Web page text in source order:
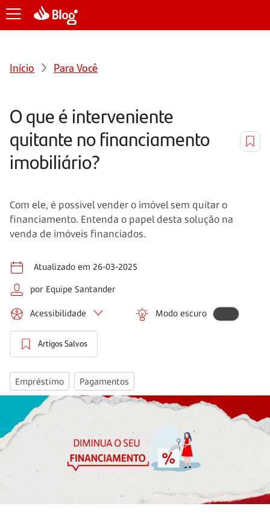
Início Para Você
O que é interveniente
quitante no financiamento
imobiliário?
Com ele, é possível vender o imóvel sem quitar o
financiamento. Entenda o papel desta solução na
venda de imóveis financiados.
Atualizado em 26-03-2025
por Equipe Santander
Acessibilidade Modo escuro
Artigos Salvos
Empréstimo Pagamentos